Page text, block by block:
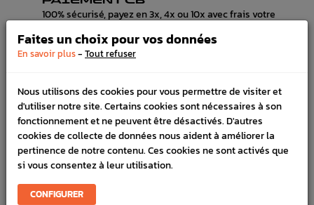
100% sécurisé, payez en 3x, 4x ou 10x avec frais votre
LIVRAISON
VÉHICULES COMPATIBLE
SCHÉMA CONSTRUCTEUR
Marque :SUBARU
Faites un choix pour vos données
En savoir plus- Tout refuser
Nous utilisons des cookies pour vous permettre de visiter et
d'utiliser notre site. Certains cookies sont nécessaires à son
fonctionnement et ne peuvent être désactivés. D'autres
cookies de collecte de données nous aident à améliorer la
pertinence de notre contenu. Ces cookies ne sont activés que
si vous consentez à leur utilisation.
CONFIGURER